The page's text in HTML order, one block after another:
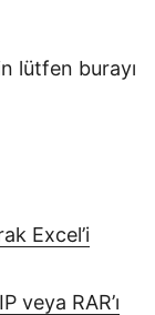
lütfen burayı
Excel’i
veya RAR’ı